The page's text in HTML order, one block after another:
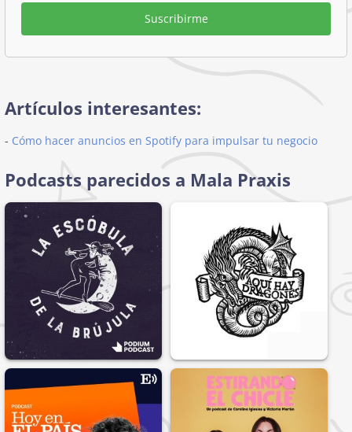
Suscribirme
Artículos interesantes:
- Cómo hacer anuncios en Spotify para impulsar tu negocio
Podcasts parecidos a Mala Praxis